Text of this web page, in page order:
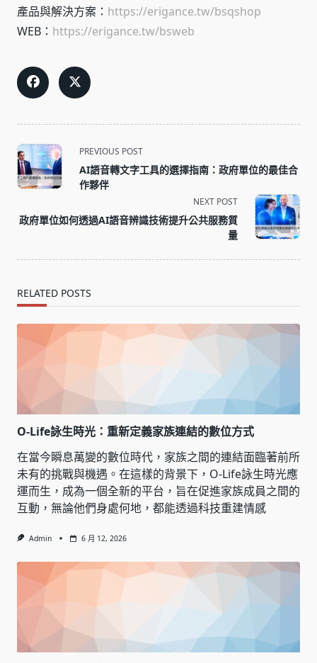
產品與解決方案： https://erigance.tw/bsqshop
WEB： https://erigance.tw/bsweb
<span
class="nav-
subtitle
reader-
PREVIOUS POST
AI語音轉文字工具的選擇指南：政府單位的最佳合
作夥伴
NEXT POST
政府單位如何透過AI語音辨識技術提升公共服務質
量
RELATED POSTS
O-Life詠生時光：重新定義家族連結的數位方式
在當今瞬息萬變的數位時代，家族之間的連結面臨著前所
未有的挑戰與機遇。在這樣的背景下，O-Life詠生時光應
運而生，成為一個全新的平台，旨在促進家族成員之間的
互動，無論他們身處何地，都能透過科技重建情感
Admin 6 月 12, 2026